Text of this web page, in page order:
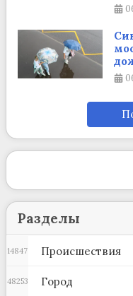
Разделы
Происшествия
14847
Город
48253